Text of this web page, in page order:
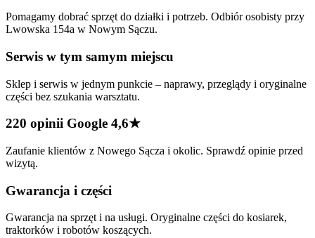
Pomagamy dobrać sprzęt do działki i potrzeb. Odbiór osobisty przy
Lwowska 154a w Nowym Sączu.
Serwis w tym samym miejscu
Sklep i serwis w jednym punkcie – naprawy, przeglądy i oryginalne
części bez szukania warsztatu.
220 opinii Google 4,6★
Zaufanie klientów z Nowego Sącza i okolic. Sprawdź opinie przed
wizytą.
Gwarancja i części
Gwarancja na sprzęt i na usługi. Oryginalne części do kosiarek,
traktorków i robotów koszących.